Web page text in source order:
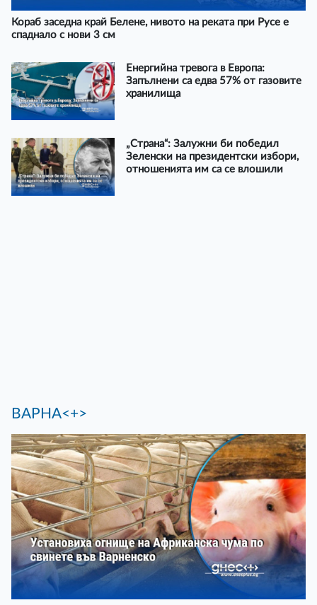
Кораб заседна край Белене, нивото на реката при Русе е
спаднало с нови 3 см
Енергийна тревога в Европа:
Запълнени са едва 57% от газовите
хранилища
„Страна“: Залужни би победил
Зеленски на президентски избори,
отношенията им са се влошили
ВАРНА<+>